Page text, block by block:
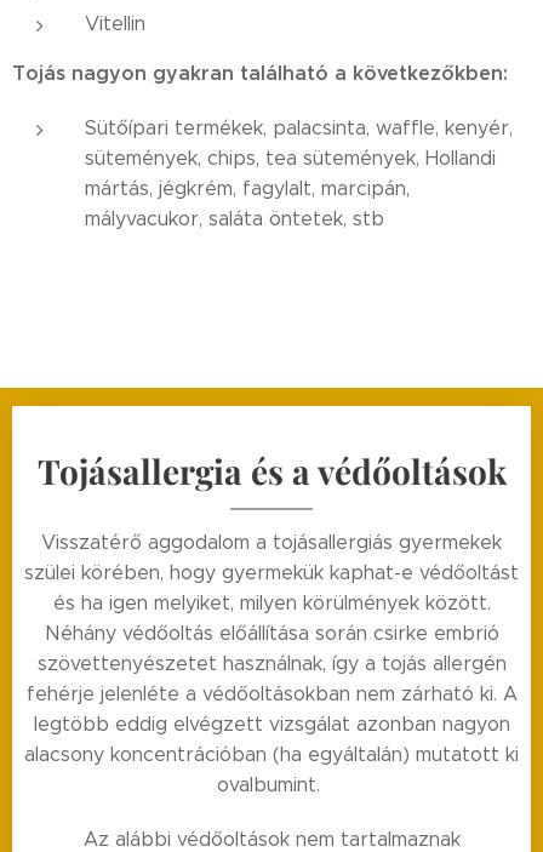
Vitellin
Tojás nagyon gyakran található a következőkben:
Sütőípari termékek, palacsinta, waffle, kenyér,
sütemények, chips, tea sütemények, Hollandi
mártás, jégkrém, fagylalt, marcipán,
mályvacukor, saláta öntetek, stb
Tojásallergia és a védőoltások
Visszatérő aggodalom a tojásallergiás gyermekek
szülei körében, hogy gyermekük kaphat-e védőoltást
és ha igen melyiket, milyen körülmények között.
Néhány védőoltás előállítása során csirke embrió
szövettenyészetet használnak, így a tojás allergén
fehérje jelenléte a védőoltásokban nem zárható ki. A
legtöbb eddig elvégzett vizsgálat azonban nagyon
alacsony koncentrációban (ha egyáltalán) mutatott ki
ovalbumint.
Az alábbi védőoltások nem tartalmaznak